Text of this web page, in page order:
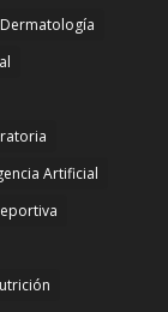
Dermatología
Artificial